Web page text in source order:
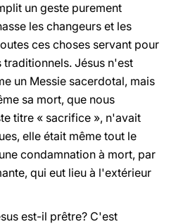
un geste purement
les changeurs et les
ces choses servant pour
Jésus n'est
un Messie sacerdotal, mais
sa mort, que nous
titre « sacrifice », n'avait
elle était même tout le
condamnation à mort, par
qui eut lieu à l'extérieur
est-il prêtre? C'est